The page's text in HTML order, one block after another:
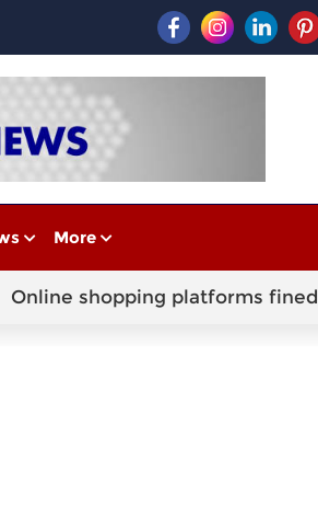
More
Online shopping platforms fined